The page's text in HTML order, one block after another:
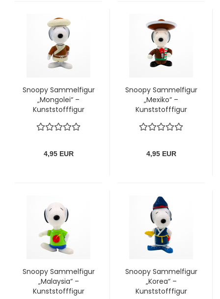
Snoopy Sammelfigur
„Mongolei“ –
Kunststofffigur
4,95 EUR
Snoopy Sammelfigur
„Mexiko“ –
Kunststofffigur
4,95 EUR
Snoopy Sammelfigur
„Malaysia“ –
Kunststofffigur
Snoopy Sammelfigur
„Korea“ –
Kunststofffigur